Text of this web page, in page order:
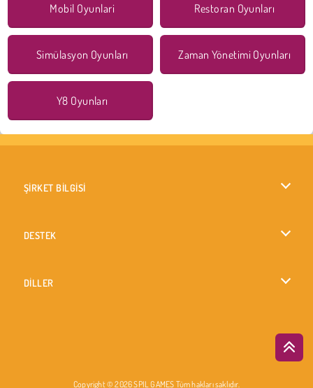
Mobil Oyunlari Restoran Oyunları
Simülasyon Oyunları Zaman Yönetimi Oyunları
Y8 Oyunları
ŞİRKET BİLGİSİ
DESTEK
DİLLER
Copyright © 2026 SPIL GAMES Tüm hakları saklıdır.